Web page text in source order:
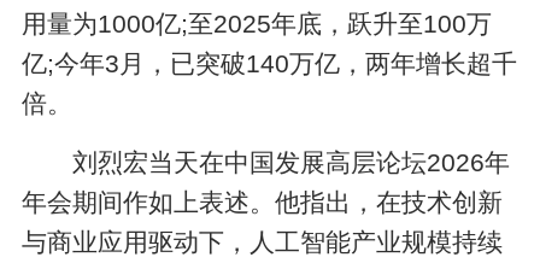
用量为1000亿;至2025年底，跃升至100万
亿;今年3月，已突破140万亿，两年增长超千
倍。
刘烈宏当天在中国发展高层论坛2026年
年会期间作如上表述。他指出，在技术创新
与商业应用驱动下，人工智能产业规模持续